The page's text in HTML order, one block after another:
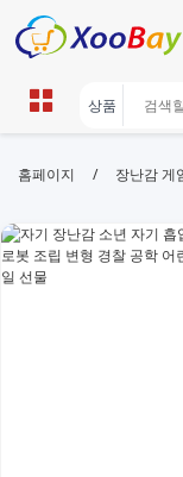
액션 피규어 |
액션피규어, 피규
피규어, XOOBAY
홈페이지 / 장난감 게